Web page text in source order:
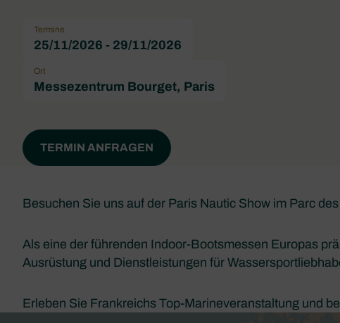
Termine
25/11/2026 - 29/11/2026
Ort
Messezentrum Bourget, Paris
TERMIN ANFRAGEN
Besuchen Sie uns auf der Paris Nautic Show im Parc
Als eine der führenden Indoor-Bootsmessen Europas
Ausrüstung und Dienstleistungen für
Erleben Sie Frankreichs Top-Marineveranstaltung und